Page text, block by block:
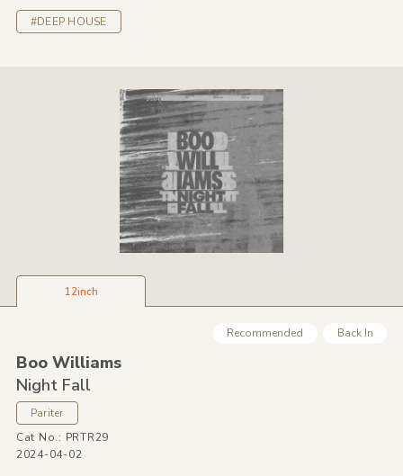
#DEEP HOUSE
12inch
Recommended Back In
Boo Williams
Night Fall
Pariter
Cat No.: PRTR29
2024-04-02